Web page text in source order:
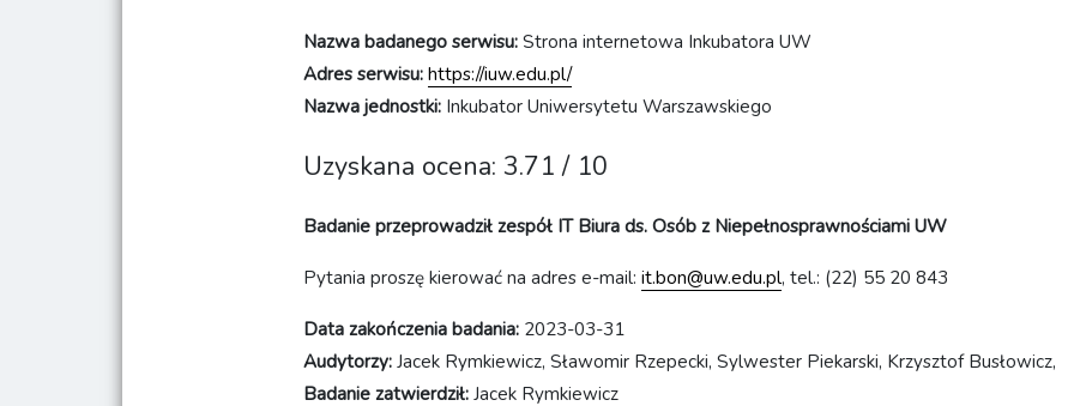
Nazwa badanego serwisu: Strona internetowa Inkubatora UW
Adres serwisu: https://iuw.edu.pl/
Nazwa jednostki: Inkubator Uniwersytetu Warszawskiego
Uzyskana ocena: 3.71 / 10
Badanie przeprowadził zespół IT Biura ds. Osób z Niepełnosprawnościami UW
Pytania proszę kierować na adres e-mail: it.bon@uw.edu.pl, tel.: (22) 55 20 843
Data zakończenia badania: 2023-03-31
Audytorzy: Jacek Rymkiewicz, Sławomir Rzepecki, Sylwester Piekarski, Krzysztof Busłowicz,
Badanie zatwierdził: Jacek Rymkiewicz